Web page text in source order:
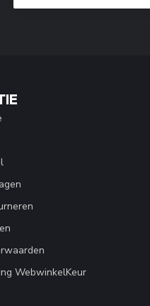
WebwinkelKeur